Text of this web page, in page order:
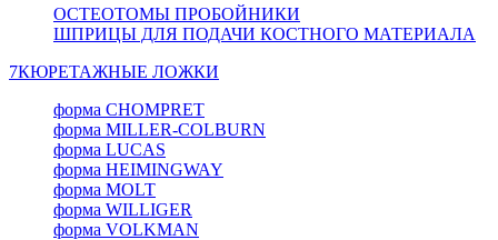
ОСТЕОТОМЫ ПРОБОЙНИКИ
ШПРИЦЫ ДЛЯ ПОДАЧИ КОСТНОГО МАТЕРИАЛА
7КЮРЕТАЖНЫЕ ЛОЖКИ
форма CHOMPRET
форма MILLER-COLBURN
форма LUCAS
форма HEIMINGWAY
форма MOLT
форма WILLIGER
форма VOLKMAN